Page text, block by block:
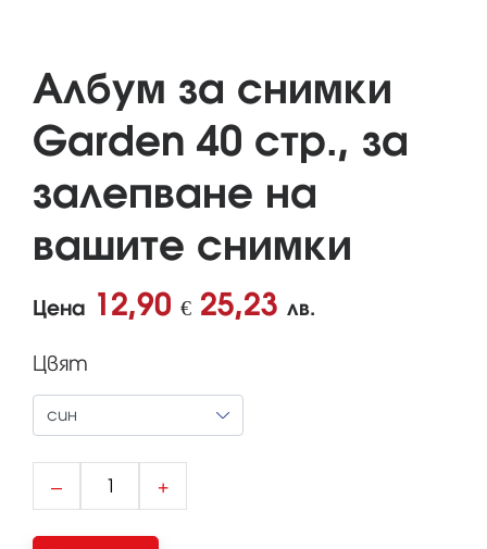
Албум за снимки
Garden 40 стр., за
залепване на
вашите снимки
Цена 12,90 € 25,23 лв.
Цвят
– +